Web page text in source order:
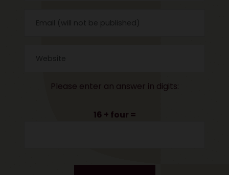
Please enter an answer in digits:
16 + four =